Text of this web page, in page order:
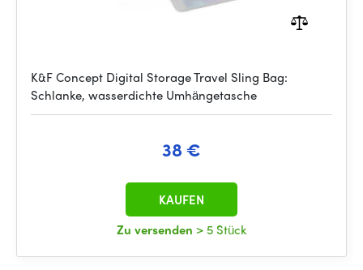
K&F Concept Digital Storage Travel Sling Bag:
Schlanke, wasserdichte Umhängetasche
38 €
Zu versenden > 5 Stück
KAUFEN